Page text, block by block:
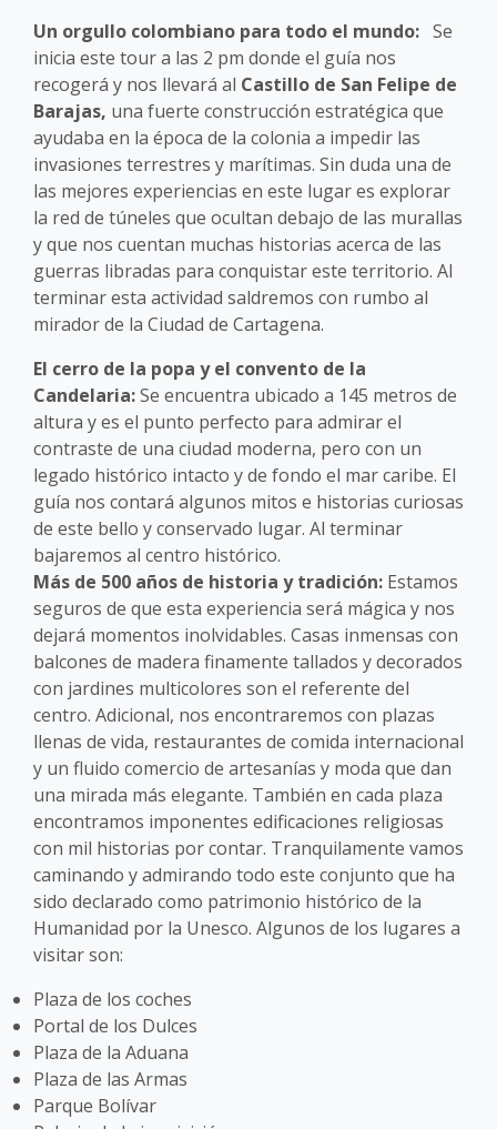
Un orgullo colombiano para todo el mundo: Se
inicia este tour a las 2 pm donde el guía nos
recogerá y nos llevará al Castillo de San Felipe de
Barajas, una fuerte construcción estratégica que
ayudaba en la época de la colonia a impedir las
invasiones terrestres y marítimas. Sin duda una de
las mejores experiencias en este lugar es explorar
la red de túneles que ocultan debajo de las murallas
y que nos cuentan muchas historias acerca de las
guerras libradas para conquistar este territorio. Al
terminar esta actividad saldremos con rumbo al
mirador de la Ciudad de Cartagena.
El cerro de la popa y el convento de la
Candelaria:Se encuentra ubicado a 145 metros de
altura y es el punto perfecto para admirar el
contraste de una ciudad moderna, pero con un
legado histórico intacto y de fondo el mar caribe. El
guía nos contará algunos mitos e historias curiosas
de este bello y conservado lugar. Al terminar
bajaremos al centro histórico.
Más de 500 años de historia y tradición: Estamos
seguros de que esta experiencia será mágica y nos
dejará momentos inolvidables. Casas inmensas con
balcones de madera finamente tallados y decorados
con jardines multicolores son el referente del
centro. Adicional, nos encontraremos con plazas
llenas de vida, restaurantes de comida internacional
y un fluido comercio de artesanías y moda que dan
una mirada más elegante. También en cada plaza
encontramos imponentes edificaciones religiosas
con mil historias por contar. Tranquilamente vamos
caminando y admirando todo este conjunto que ha
sido declarado como patrimonio histórico de la
Humanidad por la Unesco. Algunos de los lugares a
visitar son:
Plaza de los coches
Portal de los Dulces
Plaza de la Aduana
Plaza de las Armas
Parque Bolívar